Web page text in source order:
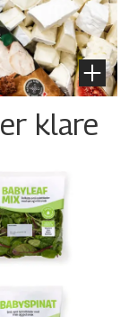
klare